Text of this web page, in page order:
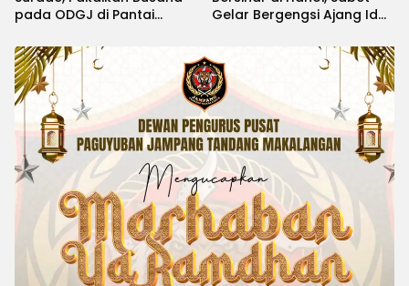
pada ODGJ di Pantai
Gelar Bergengsi Ajang Idol